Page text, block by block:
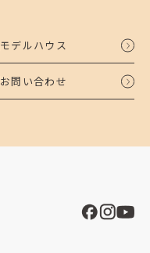
モデルハウス
お問い合わせ